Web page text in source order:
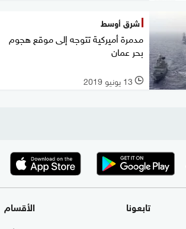
شرق أوسط
مدمرة أميركية تتوجه إلى موقع هجوم
بحر عمان
l 13 يونيو 2019
تابعونا الأقسام